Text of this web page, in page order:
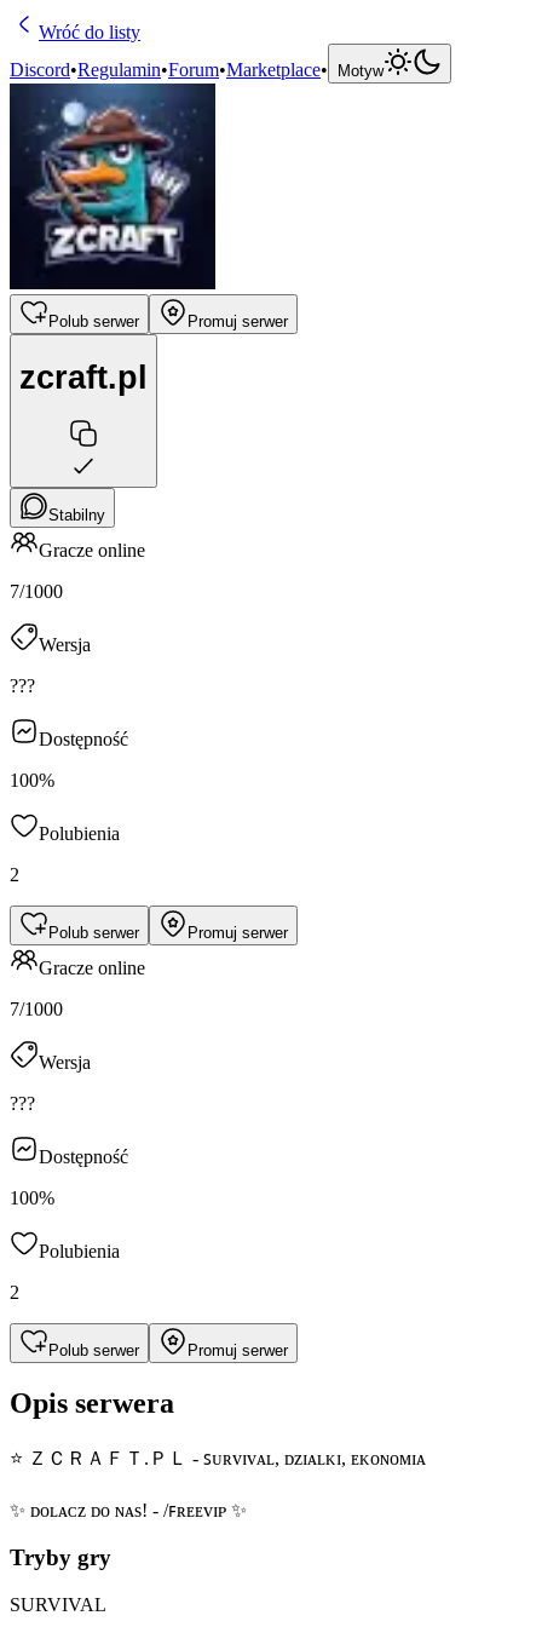
Wróć do listy
Discord•Regulamin•Forum•Marketplace• Motyw
Polub serwer Promuj serwer
zcraft.pl
Stabilny
Gracze online
7/1000
Wersja
???
Dostępność
100%
Polubienia
2
Polub serwer Promuj serwer
Gracze online
7/1000
Wersja
???
Dostępność
100%
Polubienia
2
Polub serwer Promuj serwer
Opis serwera
⭐ ＺＣＲＡＦＴ.ＰＬ - ꜱᴜʀᴠɪᴠᴀʟ, ᴅᴢɪᴀʟᴋɪ, ᴇᴋᴏɴᴏᴍɪᴀ
✨ ᴅᴏʟᴀᴄᴢ ᴅᴏ ɴᴀs! - /ꜰʀᴇᴇᴠɪᴘ ✨
Tryby gry
SURVIVAL